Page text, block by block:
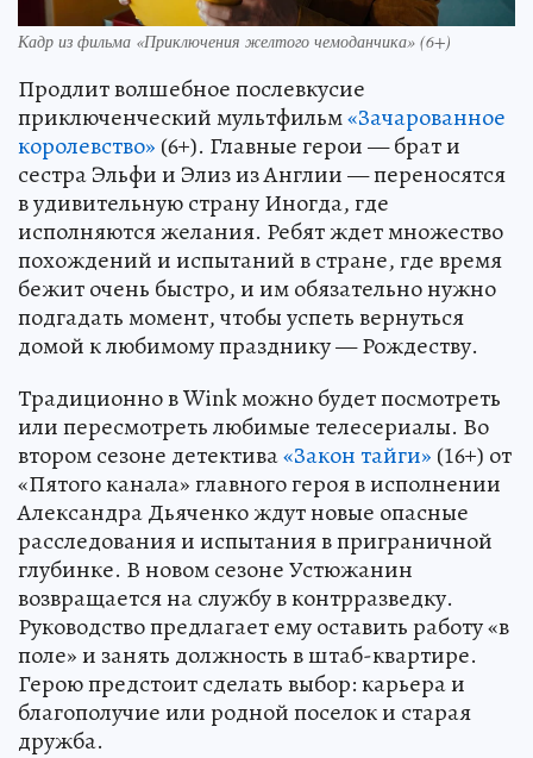
Кадр из фильма «Приключения желтого чемоданчика» (6+)
Продлит волшебное послевкусие
приключенческий мультфильм«Зачарованное
королевство» (6+). Главные герои — брат и
сестра Эльфи и Элиз из Англии — переносятся
в удивительную страну Иногда, где
исполняются желания. Ребят ждет множество
похождений и испытаний в стране, где время
бежит очень быстро, и им обязательно нужно
подгадать момент, чтобы успеть вернуться
домой к любимому празднику — Рождеству.
Традиционно в Wink можно будет посмотреть
или пересмотреть любимые телесериалы. Во
втором сезоне детектива«Закон тайги» (16+) от
«Пятого канала» главного героя в исполнении
Александра Дьяченко ждут новые опасные
расследования и испытания в приграничной
глубинке. В новом сезоне Устюжанин
возвращается на службу в контрразведку.
Руководство предлагает ему оставить работу «в
поле» и занять должность в штаб-квартире.
Герою предстоит сделать выбор: карьера и
благополучие или родной поселок и старая
дружба.